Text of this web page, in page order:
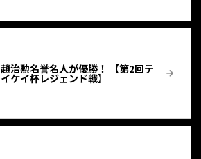
趙治勲名誉名人が優勝！ 【第2回テ
イケイ杯レジェンド戦】